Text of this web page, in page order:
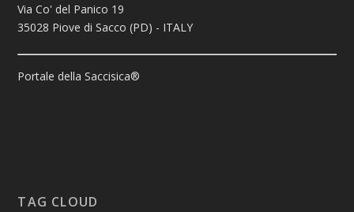
Via Co' del Panico 19
35028 Piove di Sacco (PD) - ITALY
Portale della Saccisica®
TAG CLOUD